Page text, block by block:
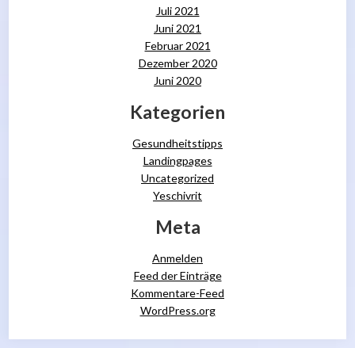
Juli 2021
Juni 2021
Februar 2021
Dezember 2020
Juni 2020
Kategorien
Gesundheitstipps
Landingpages
Uncategorized
Yeschivrit
Meta
Anmelden
Feed der Einträge
Kommentare-Feed
WordPress.org